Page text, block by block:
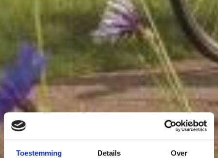
Toestemming Details Over
06
62
51
55
93
9594
96
58
52
59
60